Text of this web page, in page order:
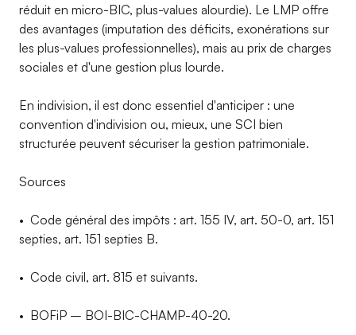
réduit en micro-BIC, plus-values alourdie). Le LMP offre
des avantages (imputation des déficits, exonérations sur
les plus-values professionnelles), mais au prix de charges
sociales et d'une gestion plus lourde.
En indivision, il est donc essentiel d'anticiper : une
convention d'indivision ou, mieux, une SCI bien
structurée peuvent sécuriser la gestion patrimoniale.
Sources
• Code général des impôts : art. 155 IV, art. 50-0, art. 151
septies, art. 151 septies B.
• Code civil, art. 815 et suivants.
• BOFiP – BOI-BIC-CHAMP-40-20.